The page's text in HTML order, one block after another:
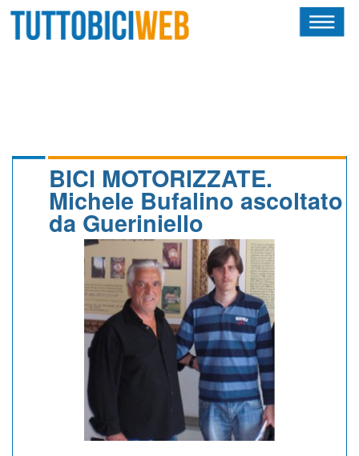
CALENDARIO
BICI MOTORIZZATE.
Michele Bufalino ascoltato
da Gueriniello